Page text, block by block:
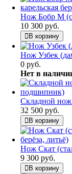
Нож Бобр М
10 300 руб.
В корзину
Нож Узбек
0 руб.
Нет в
Складной
32 500 руб.
В корзину
Нож Скат
9 300 руб.
В корзину